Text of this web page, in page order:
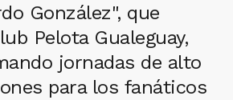
González", que
Pelota Gualeguay,
jornadas de alto
para los fanáticos